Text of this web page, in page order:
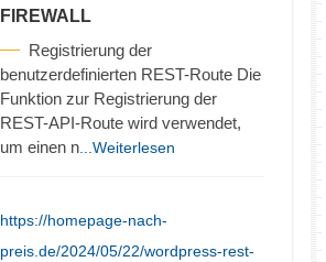
FIREWALL
Registrierung der
benutzerdefinierten REST-Route Die
Funktion zur Registrierung der
REST-API-Route wird verwendet,
um einen n ...Weiterlesen
https://homepage-nach-
preis.de/2024/05/22/wordpress-rest-